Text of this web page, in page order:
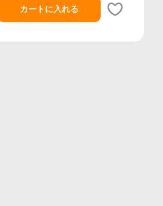
カートに入れる